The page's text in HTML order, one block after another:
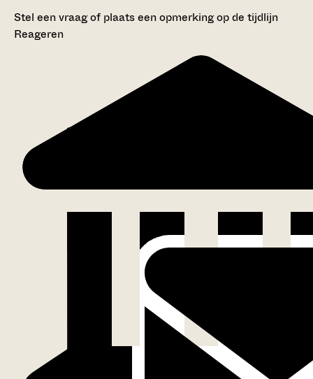
Stel een vraag of plaats een opmerking op de tijdlijn
Reageren